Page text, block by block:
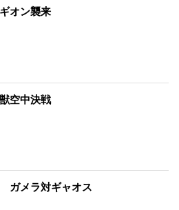
オン襲来
空中決戦
ガメラ対ギャオス